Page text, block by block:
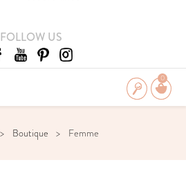
FOLLOW US
0
Boutique Femme